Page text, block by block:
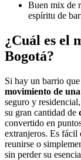
Buen mix de
espíritu de
¿Cuál es el
Bogotá?
Si hay un barrio
movimiento de
seguro y
su gran cantidad de
convertido en
extranjeros. Es fácil
reunirse o
sin perder su